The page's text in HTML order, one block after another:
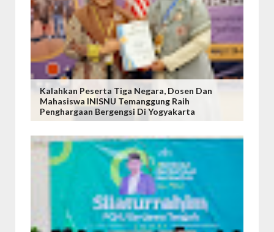
Kalahkan Peserta Tiga Negara, Dosen Dan
Mahasiswa INISNU Temanggung Raih
Penghargaan Bergengsi Di Yogyakarta